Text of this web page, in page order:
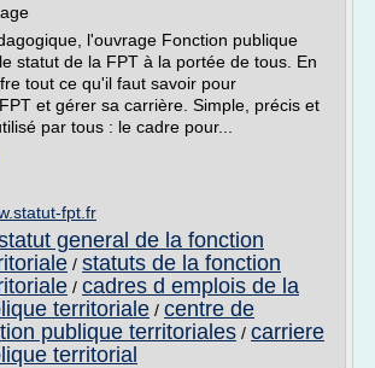
l'ouvrage Fonction publique
statut de la FPT à la portée de tous. En
tout ce qu'il faut savoir pour
et gérer sa carrière. Simple, précis et
par tous : le cadre pour...
fpt.fr
general de la fonction
/ statuts de la fonction
/ cadres d emplois de la
territoriale / centre de
publique territoriales / carriere
territorial